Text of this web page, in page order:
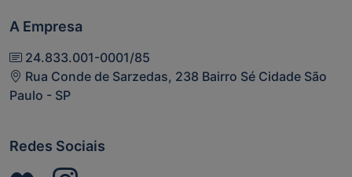
A Empresa
24.833.001-0001/85
Rua Conde de Sarzedas, 238 Bairro Sé Cidade São
Paulo - SP
Redes Sociais